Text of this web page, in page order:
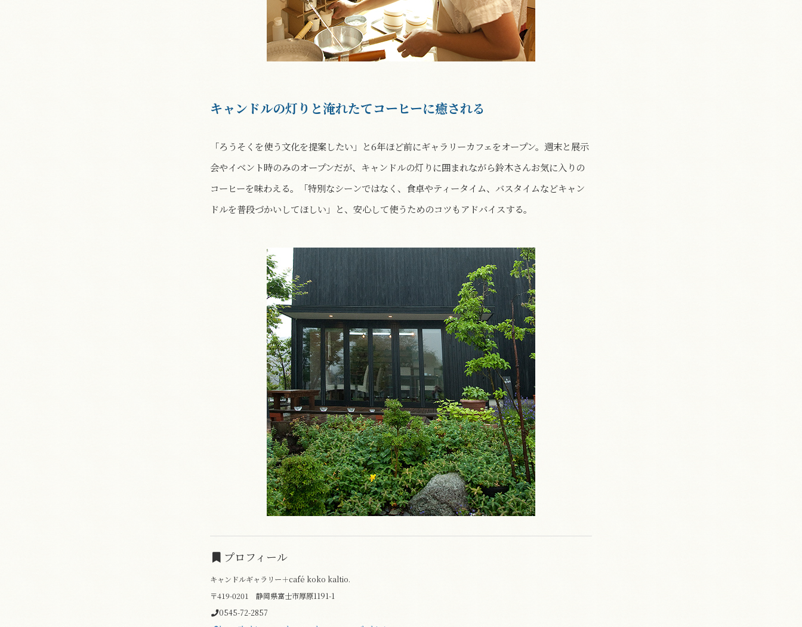
キャンドルの灯りと淹れたてコーヒーに癒される
「ろうそくを使う文化を提案したい」と6年ほど前にギャラリーカフェをオープン。週末と展示
会やイベント時のみのオープンだが、キャンドルの灯りに囲まれながら鈴木さんお気に入りの
コーヒーを味わえる。「特別なシーンではなく、食卓やティータイム、バスタイムなどキャン
ドルを普段づかいしてほしい」と、安心して使うためのコツもアドバイスする。
プロフィール
キャンドルギャラリー＋café koko kaltio.
〒419-0201 静岡県富士市厚原1191-1
0545-72-2857